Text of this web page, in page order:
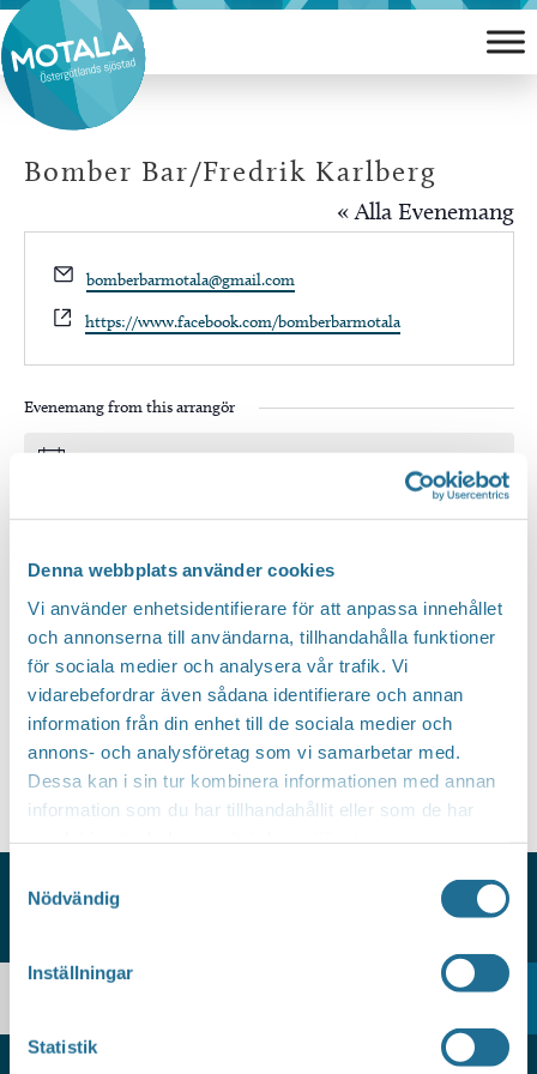
Denna webbplats använder cookies
Vi använder enhetsidentifierare för att anpassa innehållet
och annonserna till användarna, tillhandahålla funktioner
för sociala medier och analysera vår trafik. Vi
vidarebefordrar även sådana identifierare och annan
information från din enhet till de sociala medier och
annons- och analysföretag som vi samarbetar med.
Dessa kan i sin tur kombinera informationen med annan
information som du har tillhandahållit eller som de har
Nödvändig
Inställningar
Statistik
Hoppa
till
innehåll
Bomber Bar/Fredrik Karlberg
« Alla Evenemang
Email
bomberbarmotala@gmail.com
Website
https://www.facebook.com/bomberbarmotala
Evenemang from this arrangör
Kommande
Välj
datum.
FöregåendeEvenemang Idag
Nästa
Prenumerera på kalender
HITTAR DU INTE VAD DU SÖKER?